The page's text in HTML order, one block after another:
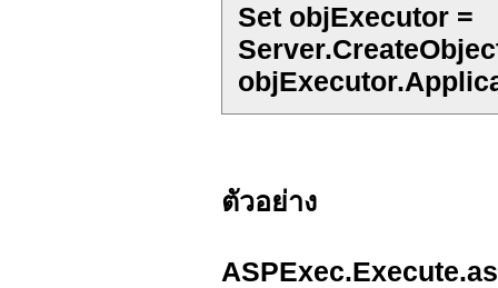
Set objExecutor =
ตัวอย่าง